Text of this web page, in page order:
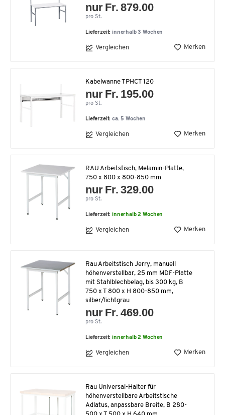
nur Fr. 879.00
pro St.
Lieferzeit: innerhalb 3 Wochen
Vergleichen Merken
Kabelwanne TPHCT 120
nur Fr. 195.00
pro St.
Lieferzeit:ca. 5 Wochen
Vergleichen Merken
RAU Arbeitstisch, Melamin-Platte,
750 x 800 x 800-850 mm
nur Fr. 329.00
pro St.
Lieferzeit:innerhalb 2 Wochen
Vergleichen Merken
Rau Arbeitstisch Jerry, manuell
höhenverstellbar, 25 mm MDF-Platte
mit Stahlblechbelag, bis 300 kg, B
750 x T 800 x H 800-850 mm,
silber/lichtgrau
nur Fr. 469.00
pro St.
Lieferzeit:innerhalb 2 Wochen
Vergleichen Merken
Rau Universal-Halter für
höhenverstellbare Arbeitstische
Adlatus, anpassbare Breite, B 280-